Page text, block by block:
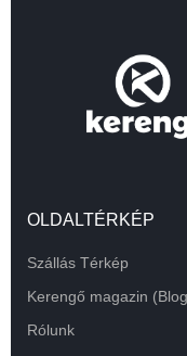
OLDALTÉRKÉP
Szállás Térkép
Kerengő magazin
Rólunk